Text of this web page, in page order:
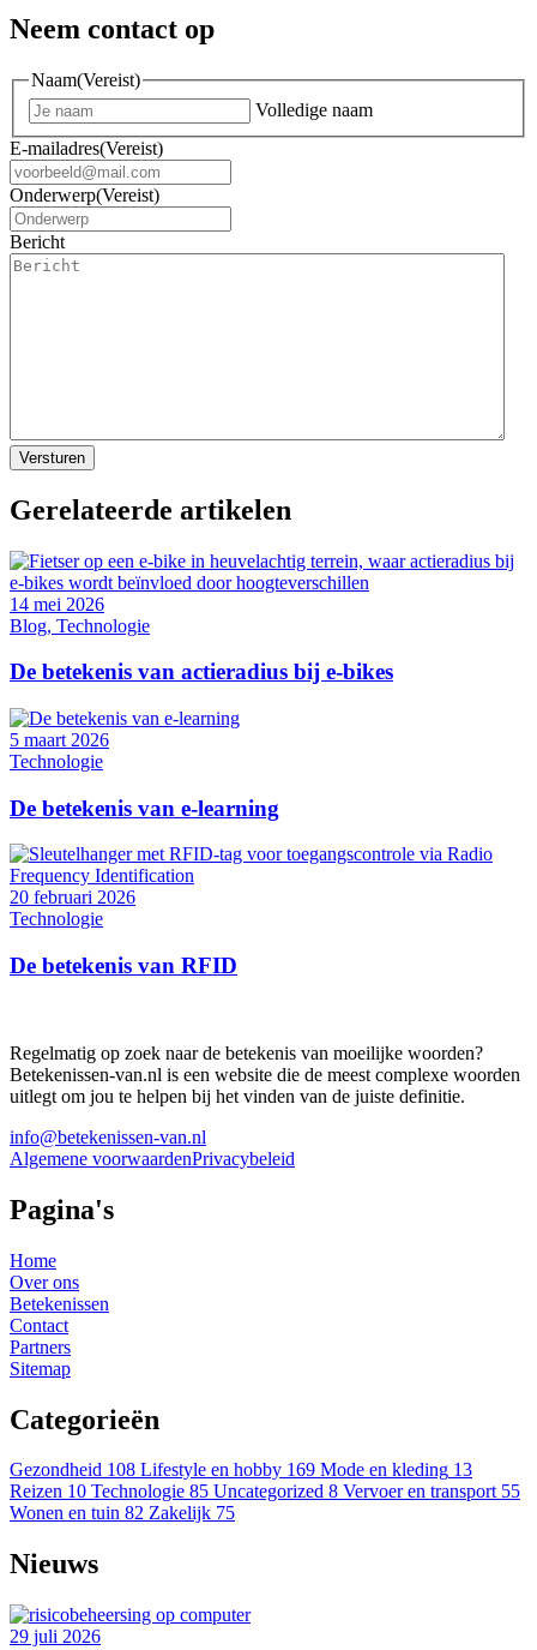
Neem contact op
Naam(Vereist)
Volledige naam
E-mailadres(Vereist)
Onderwerp(Vereist)
Bericht
Gerelateerde artikelen
14 mei 2026
Blog, Technologie
De betekenis van actieradius bij e-bikes
5 maart 2026
Technologie
De betekenis van e-learning
20 februari 2026
Technologie
De betekenis van RFID
Regelmatig op zoek naar de betekenis van moeilijke woorden?
Betekenissen-van.nl is een website die de meest complexe woorden
uitlegt om jou te helpen bij het vinden van de juiste definitie.
info@betekenissen-van.nl
Algemene voorwaardenPrivacybeleid
Pagina's
Home
Over ons
Betekenissen
Contact
Partners
Sitemap
Categorieën
Gezondheid 108 Lifestyle en hobby 169 Mode en kleding 13
Reizen 10 Technologie 85 Uncategorized 8 Vervoer en transport 55
Wonen en tuin 82 Zakelijk 75
Nieuws
29 juli 2026